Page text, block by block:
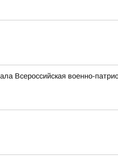
Всероссийская военно-